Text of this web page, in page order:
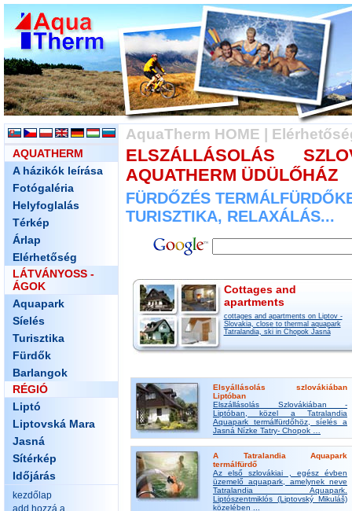
AQUATHERM
A házikók leírása
Fotógaléria
Helyfoglalás
Térkép
Árlap
Elérhetőség
LÁTVÁNYOSS -
ÁGOK
Aquapark
Síelés
Turisztika
Fürdők
Barlangok
RÉGIÓ
Liptó
Liptovská Mara
Jasná
Sítérkép
Időjárás
kezdőlap
add hozzá a
AquaTherm HOME
ELSZÁLLÁSOLÁS
AQUATHERM ÜDÜLŐHÁZ
FÜRDŐZÉS
TURISZTIKA, RELAXÁLÁS...
Cottages and
apartments
cottages and apartments on Liptov -
Slovakia, close to thermal aquapark
Tatralandia, ski in Chopok Jasná
Elsyállásolás szlovákiában
Liptóban
Elszállásolás Szlovákiában -
Liptóban, közel a Tatralandia
Aquapark termálfürdőhöz, síelés a
Jasná Nízke Tatry- Chopok …
A Tatralandia Aquapark
termálfürdő
Az első szlovákiai , egész évben
üzemelő aquapark, amelynek neve
Tatralandia Aquapark.
Liptószentmiklós (Liptovský Mikuláš)
közelében ...